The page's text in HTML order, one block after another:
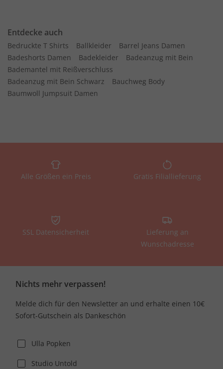
Entdecke auch
Bedruckte T Shirts Ballkleider
Barrel Jeans Damen
Badeshorts Damen
Badekleider
Badeanzug mit Bein
Bademantel mit Reißverschluss
Badeanzug mit Bein Schwarz
Bauchweg Body
Baumwoll Jumpsuit Damen
Alle Größen ein Preis Gratis Filiallieferung
SSL Datensicherheit
Lieferung an
Wunschadresse
Nichts mehr verpassen!
Melde dich für den Newsletter an und erhalte einen 10€
Sofort-Gutschein als Dankeschön
Ulla Popken
Studio Untold